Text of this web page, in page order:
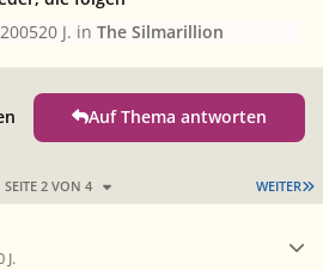
20 J. inThe Silmarillion
Auf Thema antworten
WEITER
SEITE 2 VON 4
J.